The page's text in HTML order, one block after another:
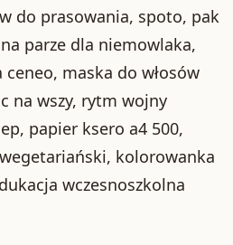
do prasowania, spoto, pak
parze dla niemowlaka,
maska do włosów
na wszy, rytm wojny
papier ksero a4 500,
kolorowanka
wczesnoszkolna